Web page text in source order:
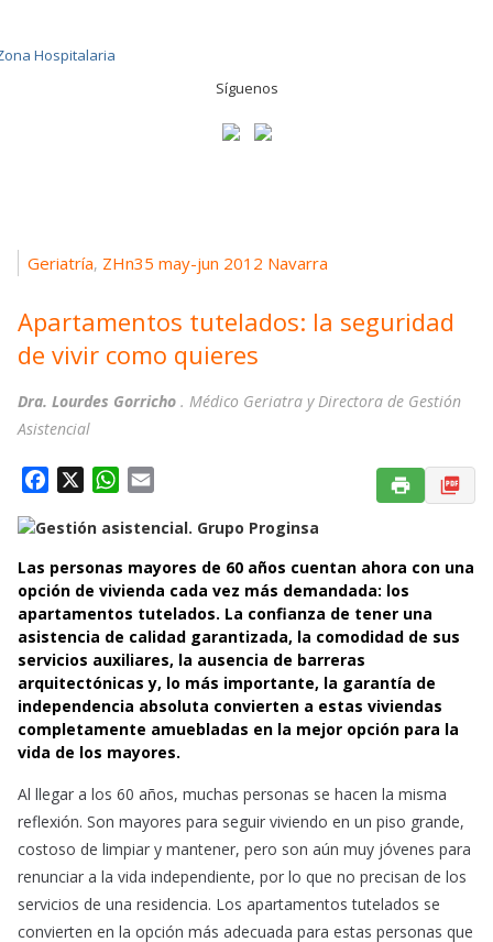
Síguenos
Geriatría, ZHn35 may-jun 2012 Navarra
Apartamentos tutelados: la seguridad
de vivir como quieres
Dra. Lourdes Gorricho . Médico Geriatra y Directora de Gestión
Asistencial
c
e
b
o
o
k
W
a
t
s
A
p
p
a
i
l
Las personas mayores de 60 años cuentan ahora con una
opción de vivienda cada vez más demandada: los
apartamentos tutelados. La confianza de tener una
asistencia de calidad garantizada, la comodidad de sus
servicios auxiliares, la ausencia de barreras
arquitectónicas y, lo más importante, la garantía de
independencia absoluta convierten a estas viviendas
completamente amuebladas en la mejor opción para la
vida de los mayores.
Al llegar a los 60 años, muchas personas se hacen la misma
reflexión. Son mayores para seguir viviendo en un piso grande,
costoso de limpiar y mantener, pero son aún muy jóvenes para
renunciar a la vida independiente, por lo que no precisan de los
servicios de una residencia. Los apartamentos tutelados se
convierten en la opción más adecuada para estas personas que